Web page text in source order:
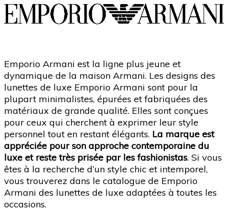
Emporio Armani est la ligne plus jeune et
dynamique de la maison Armani. Les designs des
lunettes de luxe Emporio Armani sont pour la
plupart minimalistes, épurées et fabriquées des
matériaux de grande qualité. Elles sont conçues
pour ceux qui cherchent à exprimer leur style
personnel tout en restant élégants. La marque est
appréciée pour son approche contemporaine du
luxe et reste très prisée par les fashionistas. Si vous
êtes à la recherche d’un style chic et intemporel,
vous trouverez dans le catalogue de Emporio
Armani des lunettes de luxe adaptées à toutes les
occasions.